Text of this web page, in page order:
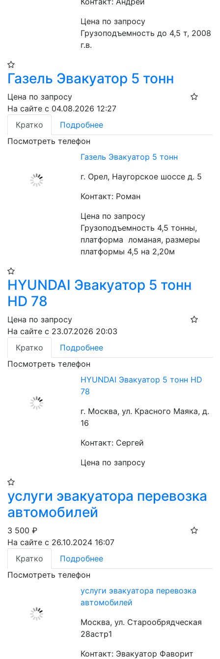
Цена по запросу
Грузоподъемность до 4,5 т, 2008
г.в.
Газель Эвакуатор 5 тонн
Цена по запросу
На сайте с 04.08.2026 12:27
Кратко
Подробнее
Посмотреть телефон
Газель Эвакуатор 5 тонн
г. Орел, Наугорское шоссе д. 5
Контакт: Роман
Цена по запросу
Грузоподъемность 4,5 тонны,
платформа  ломаная, размеры
платформы 4,5 на 2,20м
HYUNDAI Эвакуатор 5 тонн
HD 78
Цена по запросу
На сайте с 23.07.2026 20:03
Кратко
Подробнее
Посмотреть телефон
HYUNDAI Эвакуатор 5 тонн HD
78
г. Москва, ул. Красного Маяка, д.
16
Контакт: Сергей
Цена по запросу
услуги эвакуатора перевозка
автомобилей
3 500 ₽
На сайте с 26.10.2024 16:07
Кратко
Подробнее
Посмотреть телефон
услуги эвакуатора перевозка
автомобилей
Москва, ул. Старообрядческая
28астр1
Контакт: Эвакуатор Фаворит